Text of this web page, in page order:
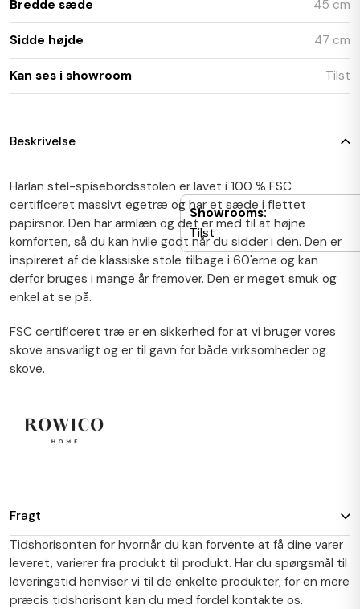
Showrooms:
Tilst
Beskrivelse
Harlan stel-spisebordsstolen er lavet i 100 % FSC
certificeret massivt egetræ og har et sæde i flettet
papirsnor. Den har armlæn og det er med til at højne
komforten, så du kan hvile godt når du sidder i den. Den er
inspireret af de klassiske stole tilbage i 60'erne og kan
derfor bruges i mange år fremover. Den er meget smuk og
enkel at se på.
FSC certificeret træ er en sikkerhed for at vi bruger vores
skove ansvarligt og er til gavn for både virksomheder og
skove.
Bredde sæde 45 cm
Sidde højde 47 cm
Kan ses i showroom Tilst
Fragt
Tidshorisonten for hvornår du kan forvente at få dine varer
leveret, varierer fra produkt til produkt. Har du spørgsmål til
leveringstid henviser vi til de enkelte produkter, for en mere
præcis tidshorisont kan du med fordel kontakte os.